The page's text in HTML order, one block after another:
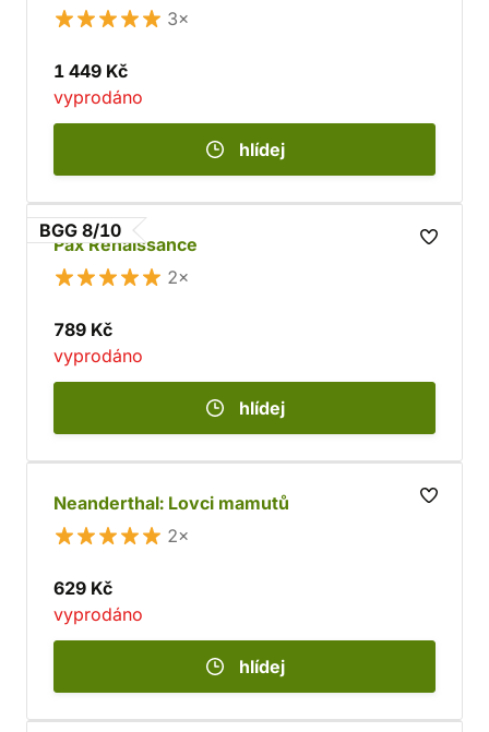
3×
1 449 Kč
vyprodáno
hlídej
BGG 8/10
Pax Renaissance
2×
789 Kč
vyprodáno
hlídej
Neanderthal: Lovci mamutů
2×
629 Kč
vyprodáno
hlídej